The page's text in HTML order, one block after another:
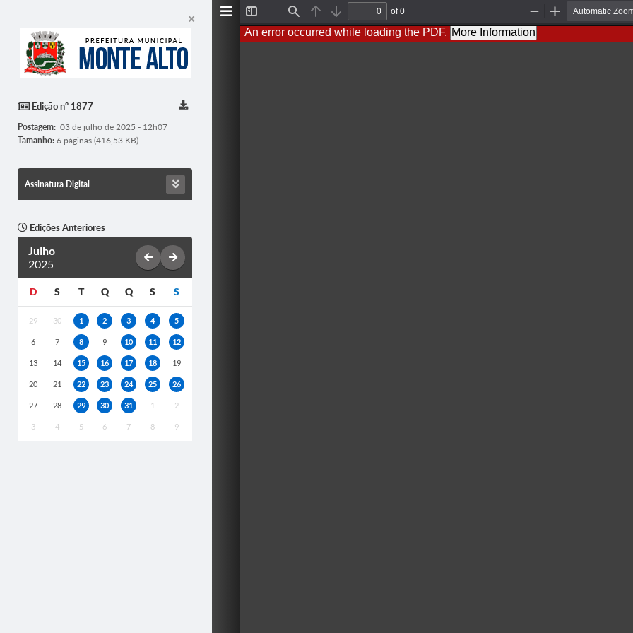
Edição nº 1877
Postagem: 03 de julho de 2025 - 12h07
Tamanho: 6 páginas (416,53 KB)
Assinatura Digital
Edições Anteriores
Julho
2025
D S T Q Q S S
29 30 1 2 3 4 5
6 7 8 9 10 11 12
13 14 15 16 17 18 19
20 21 22 23 24 25 26
27 28 29 30 31 1 2
3 4 5 6 7 8 9
Sidebar
Find Previous
Next
of 0
Out
An error occurred while loading the PDF. More Information